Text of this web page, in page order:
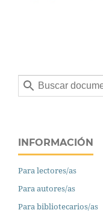
INFORMACIÓN
Para lectores/as
Para autores/as
Para bibliotecarios/as